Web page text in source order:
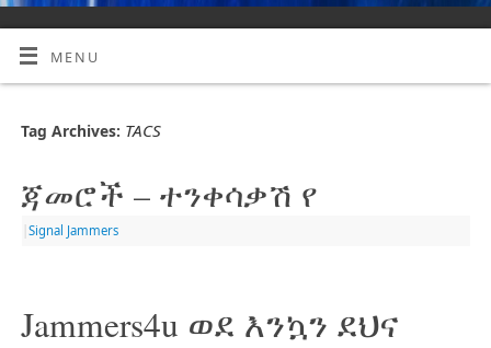
MENU
Tag Archives: TACS
ጃመሮች – ተንቀሳቃሽ የ
Signal Jammers
Jammers4u ወደ እንኳን ደህና